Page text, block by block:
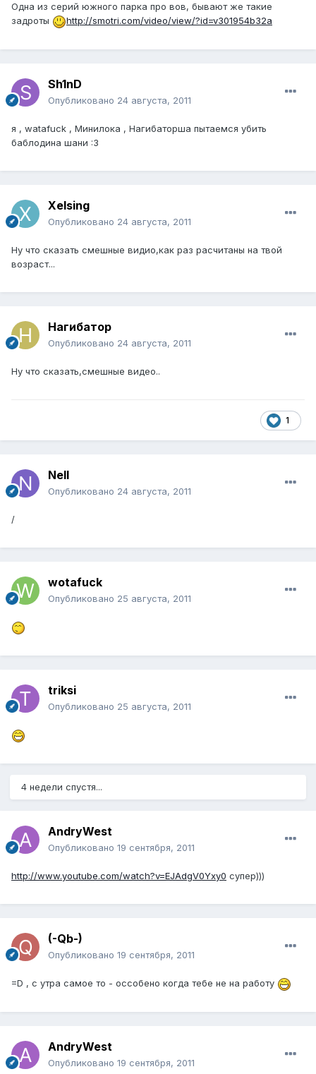
Одна из серий южного парка про вов, бывают же такие
задроты
http://smotri.com/video/view/?id=v301954b32a
Sh1nD
Опубликовано 24 августа, 2011
я , watafuck , Минилока , Нагибаторша пытаемся убить
баблодина шани :3
Xelsing
Опубликовано 24 августа, 2011
Ну что сказать смешные видио,как раз расчитаны на твой
возраст...
Нагибатор
Опубликовано 24 августа, 2011
Ну что сказать,смешные видео..
1
Nell
Опубликовано 24 августа, 2011
/
wotafuck
Опубликовано 25 августа, 2011
triksi
Опубликовано 25 августа, 2011
4 недели спустя...
AndryWest
Опубликовано 19 сентября, 2011
http://www.youtube.com/watch?v=EJAdgV0Yxy0 супер)))
(-Qb-)
Опубликовано 19 сентября, 2011
=D , с утра самое то - оссобено когда тебе не на работу
AndryWest
Опубликовано 19 сентября, 2011